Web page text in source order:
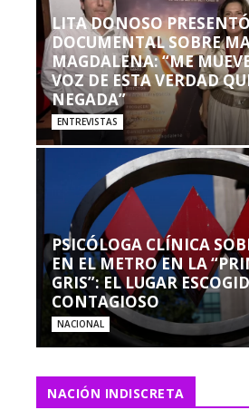
LITA DONOSO
DOCUMENTAL SOBRE
MAGDALENA: “ME
VOZ DE ESTA VERDAD
NEGADA”
ENTREVISTAS
PSICÓLOGA CLÍNICA
EN EL METRO EN LA
GRIS”: EL LUGAR
CONTAGIOSO
NACIONAL
NACIÓN INDISCRETA